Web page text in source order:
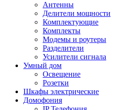
Антенны
Делители мощности
Комплектующие
Комплекты
Модемы и роутеры
Разделители
Усилители сигнала
Умный дом
Освещение
Розетки
Шкафы электрические
Домофония